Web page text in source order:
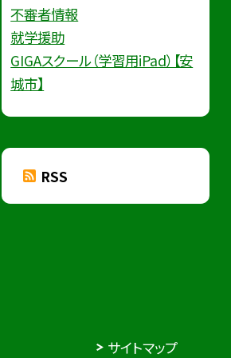
不審者情報
就学援助
GIGAスクール（学習用iPad）【安
城市】
RSS
サイトマップ